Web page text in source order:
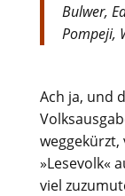
Bulwer,
Pompeji,
Ach ja, und
»Lesevolk«
viel